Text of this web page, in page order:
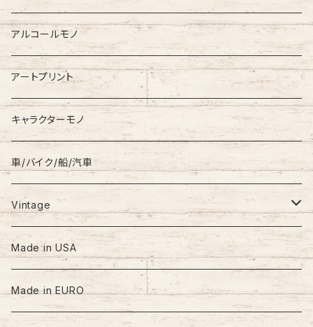
Down Jacket
Coat
TOMMY HILFIGER
Levi’s
アルコールモノ
アートプリント
キャラクターモノ
車/バイク/船/汽車
Vintage
60s-70s
80s
Made in USA
Made in EURO